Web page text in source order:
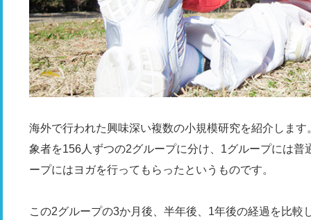
海外で行われた興味深い複数の小規模研究を紹介しま
象者を156人ずつの2グループに分け、1グループには
ープにはヨガを行ってもらったというものです。
この2グループの3か月後、半年後、1年後の経過を比較